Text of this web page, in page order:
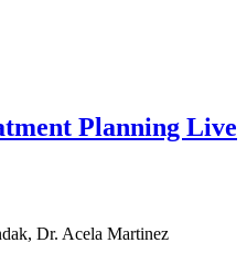
Planning Live
, Dr. Acela Martinez